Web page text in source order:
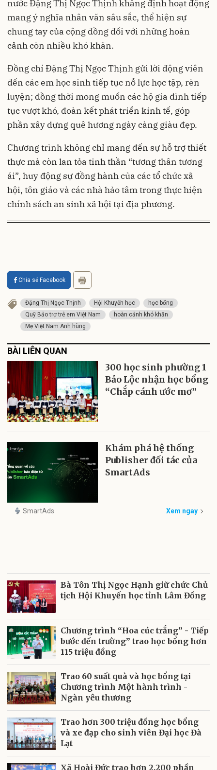
nước Đặng Thị Ngọc Thịnh khẳng định hoạt động
mang ý nghĩa nhân văn sâu sắc, thể hiện sự
chung tay của cộng đồng đối với những hoàn
cảnh còn nhiều khó khăn.
Đồng chí Đặng Thị Ngọc Thịnh gửi lời động viên
đến các em học sinh tiếp tục nỗ lực học tập, rèn
luyện; đồng thời mong muốn các hộ gia đình tiếp
tục vượt khó, đoàn kết phát triển kinh tế, góp
phần xây dựng quê hương ngày càng giàu đẹp.
Chương trình không chỉ mang đến sự hỗ trợ thiết
thực mà còn lan tỏa tinh thần “tương thân tương
ái”, huy động sự đồng hành của các tổ chức xã
hội, tôn giáo và các nhà hảo tâm trong thực hiện
chính sách an sinh xã hội tại địa phương.
Chia sẻ Facebook
Đặng Thị Ngọc Thịnh Hội Khuyến học
học bổng
Quỹ Bảo trợ trẻ em Việt Nam
hoàn cảnh khó khăn
Mẹ Việt Nam Anh hùng
BÀI LIÊN QUAN
300 học sinh phường 1
Bảo Lộc nhận học bổng
“Chắp cánh ước mơ”
Khám phá hệ thống
Publisher đối tác của
SmartAds
SmartAds Xem ngay
Bà Tôn Thị Ngọc Hạnh giữ chức Chủ
tịch Hội Khuyến học tỉnh Lâm Đồng
Chương trình “Hoa cúc trắng” - Tiếp
bước đến trường” trao học bổng hơn
115 triệu đồng
Trao 60 suất quà và học bổng tại
Chương trình Một hành trình -
Ngàn yêu thương
Trao hơn 300 triệu đồng học bổng
và xe đạp cho sinh viên Đại học Đà
Lạt
Xã Hoài Đức trao hơn 2.200 phần